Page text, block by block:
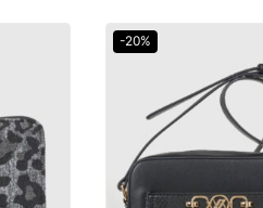
-20%